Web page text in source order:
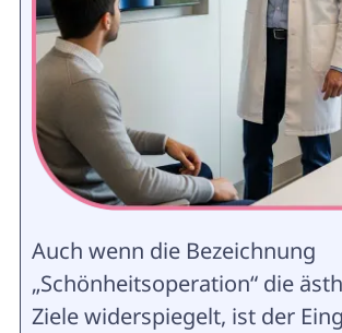
Auch wenn die Bezeichnung
„Schönheitsoperation“ die
Ziele widerspiegelt, ist der